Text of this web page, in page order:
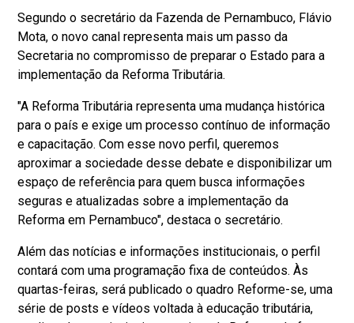
Segundo o secretário da Fazenda de Pernambuco, Flávio
Mota, o novo canal representa mais um passo da
Secretaria no compromisso de preparar o Estado para a
implementação da Reforma Tributária.
"A Reforma Tributária representa uma mudança histórica
para o país e exige um processo contínuo de informação
e capacitação. Com esse novo perfil, queremos
aproximar a sociedade desse debate e disponibilizar um
espaço de referência para quem busca informações
seguras e atualizadas sobre a implementação da
Reforma em Pernambuco", destaca o secretário.
Além das notícias e informações institucionais, o perfil
contará com uma programação fixa de conteúdos. Às
quartas-feiras, será publicado o quadro Reforme-se, uma
série de posts e vídeos voltada à educação tributária,